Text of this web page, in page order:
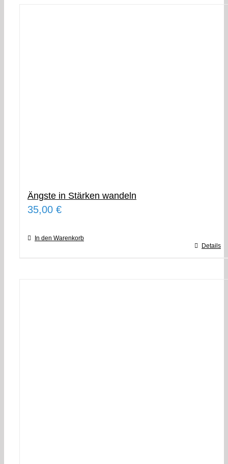
Ängste in Stärken wandeln
35,00 €
In den Warenkorb
Details